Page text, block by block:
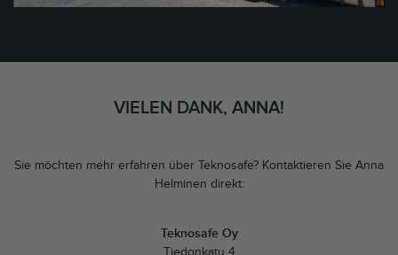
VIELEN DANK, ANNA!
Sie möchten mehr erfahren über Teknosafe? Kontaktieren Sie Anna
Helminen direkt:
Teknosafe Oy